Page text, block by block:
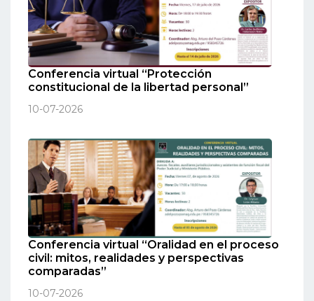
Conferencia virtual “Protección
constitucional de la libertad personal”
10-07-2026
Conferencia virtual “Oralidad en el proceso
civil: mitos, realidades y perspectivas
comparadas”
10-07-2026